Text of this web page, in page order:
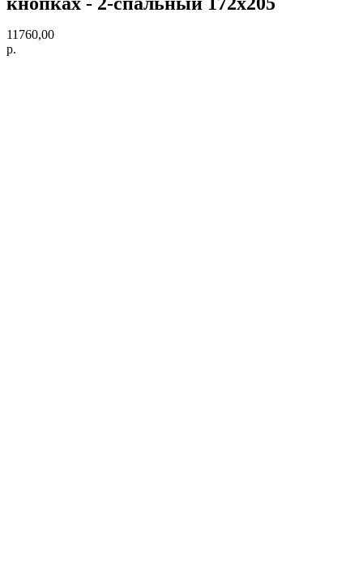
11760,00
р.